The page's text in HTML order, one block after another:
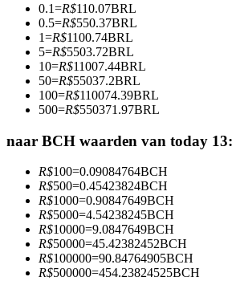
Word een Copy Trader
Geniet van winstdeling en copy
Informatie
Big data-analyse inclusief
0.1=R$110.07BRL
0.5=R$550.37BRL
1=R$1100.74BRL
5=R$5503.72BRL
10=R$11007.44BRL
50=R$55037.2BRL
100=R$110074.39BRL
500=R$550371.97BRL
naar BCH waarden van today
R$100=0.09084764BCH
R$500=0.45423824BCH
R$1000=0.90847649BCH
R$5000=4.54238245BCH
R$10000=9.0847649BCH
R$50000=45.42382452BCH
R$100000=90.84764905BCH
R$500000=454.23824525BCH